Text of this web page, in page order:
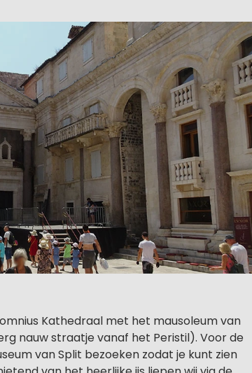
Kathedraal met het mausoleum van
nauw straatje vanaf het Peristil). Voor de
van Split bezoeken zodat je kunt zien